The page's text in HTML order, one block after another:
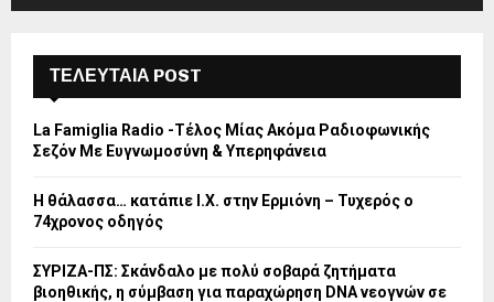
ΤΕΛΕΥΤΑΙΑ POST
La Famiglia Radio -Τέλος Μίας Ακόμα Ραδιοφωνικής
Σεζόν Με Ευγνωμοσύνη & Υπερηφάνεια
Η θάλασσα… κατάπιε Ι.Χ. στην Ερμιόνη – Τυχερός ο
74χρονος οδηγός
ΣΥΡΙΖΑ-ΠΣ: Σκάνδαλο με πολύ σοβαρά ζητήματα
βιοηθικής, η σύμβαση για παραχώρηση DNA νεογνών σε